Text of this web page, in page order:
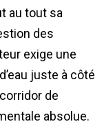
au tout sa
des
exige une
juste à côté
de
absolue.